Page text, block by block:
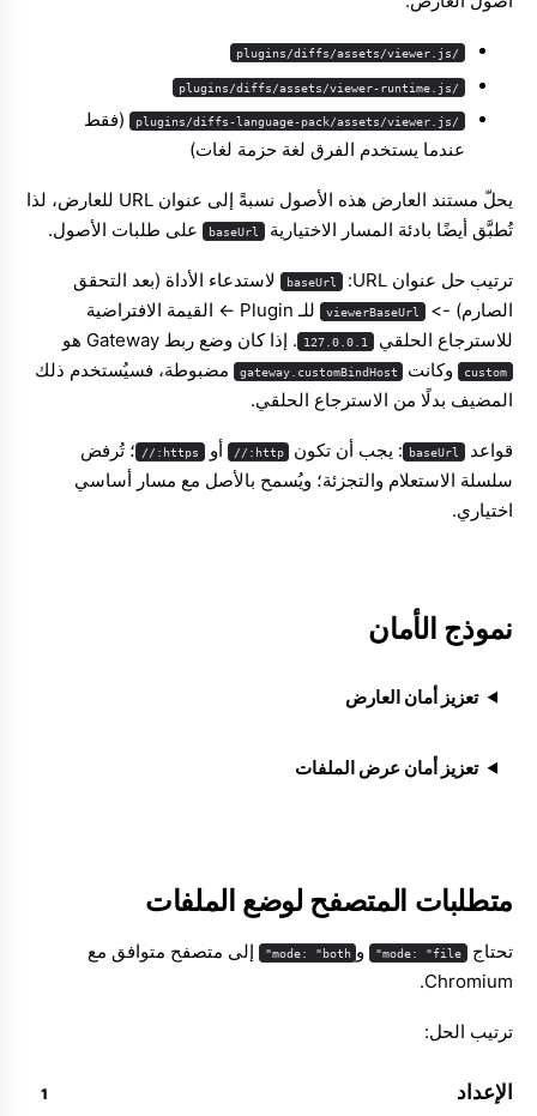
/plugins/diffs/assets/viewer.js
/plugins/diffs/assets/viewer-runtime.js
/plugins/diffs-language-pack/assets/viewer.js
(فقط
عندما يستخدم الفرق لغة حزمة لغات)
يحلّ مستند العارض هذه الأصول نسبةً إلى عنوان URL للعارض، لذا
تُطبَّق أيضًا بادئة المسار الاختيارية
baseUrl على طلبات الأصول.
ترتيب حل عنوان URL: ‏ baseUrl لاستدعاء الأداة (بعد التحقق
الصارم) -> ‏
viewerBaseUrl
للـ Plugin -> القيمة الافتراضية
للاسترجاع الحلقي
127.0.0.1 . إذا كان وضع ربط Gateway هو
custom وكانت gateway.customBindHost
مضبوطة، فسيُستخدم ذلك
المضيف بدلًا من الاسترجاع الحلقي.
قواعد baseUrl : يجب أن تكون http:// أو https://
؛ تُرفض
سلسلة الاستعلام والتجزئة؛ ويُسمح بالأصل مع مسار أساسي
اختياري.
نموذج الأمان
تعزيز أمان العارض
تعزيز أمان عرض الملفات
متطلبات المتصفح لوضع الملفات
تحتاج mode: "file" و mode: "both"
إلى متصفح متوافق مع
Chromium.
ترتيب الحل:
الإعداد